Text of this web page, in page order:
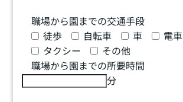
職場から園までの交通手段
徒歩
自転車 車 電車
タクシー
その他
職場から園までの所要時間
分